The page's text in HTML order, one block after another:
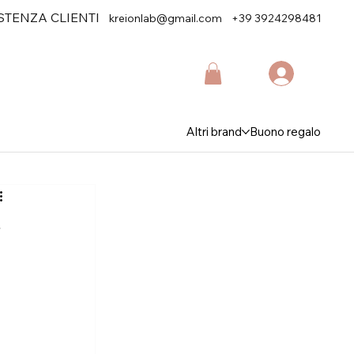
CLIENTI kreionlab@gmail.com +39 3924298481
Altri brand Buono regalo